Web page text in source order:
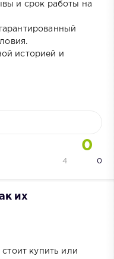
и срок работы на
историей и
0
0
4
их
купить или